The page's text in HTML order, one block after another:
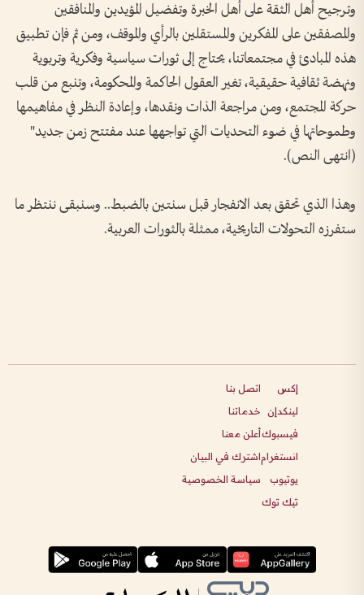
وترجيح أهل الثقة على أهل الخبرة وتفضيل المؤيدين والمنافقين
والمصفقين على المفكرين والمستقلين بالرأي والموقف، ومن ثم فإن تطبيق
هذه المبادئ في مجتمعاتنا، يحتاج إلى ثورات سياسية وفكرية وتربوية
ونهضة ثقافية حقيقية، تغير العقول الحاكمة والمحكومة، وتنبع من قلب
حركة المجتمع، ومن مراجعة الذات ونقدها، وإعادة النظر في مفاهيمها
وطموحاتها في ضوء التحديات التي تواجهها عند مفتتح زمن جديد"
(انتهى النص).
وهذا الذي تحقق بعد الانفجار قبل سنتين بالضبط.. وسنبقى ننتظر ما
ستفرزه التحولات التاريخية، ممثلة بالثورات العربية.
إكس
لينكدإن
فيسبوك
انستغرام
يوتيوب
تيك توك
اتصل بنا
خدماتنا
أعلن معنا
اشترك في البيان
سياسة الخصوصية